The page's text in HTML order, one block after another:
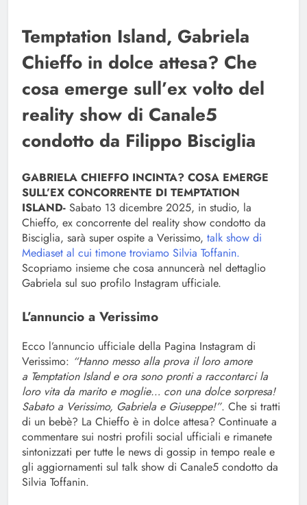
Temptation Island, Gabriela
Chieffo in dolce attesa? Che
cosa emerge sull’ex volto del
reality show di Canale5
condotto da Filippo Bisciglia
GABRIELA CHIEFFO INCINTA? COSA EMERGE
SULL’EX CONCORRENTE DI TEMPTATION
ISLAND- Sabato 13 dicembre 2025, in studio, la
Chieffo, ex concorrente del reality show condotto da
Bisciglia, sarà super ospite a Verissimo, talk show di
Mediaset al cui timone troviamo Silvia Toffanin.
Scopriamo insieme che cosa annuncerà nel dettaglio
Gabriela sul suo profilo Instagram ufficiale.
L’annuncio a Verissimo
Ecco l’annuncio ufficiale della Pagina Instagram di
Verissimo: “Hanno messo alla prova il loro amore
a Temptation Island e ora sono pronti a raccontarci la
loro vita da marito e moglie… con una dolce sorpresa!
Sabato a Verissimo, Gabriela e Giuseppe!”. Che si tratti
di un bebè? La Chieffo è in dolce attesa? Continuate a
commentare sui nostri profili social ufficiali e rimanete
sintonizzati per tutte le news di gossip in tempo reale e
gli aggiornamenti sul talk show di Canale5 condotto da
Silvia Toffanin.